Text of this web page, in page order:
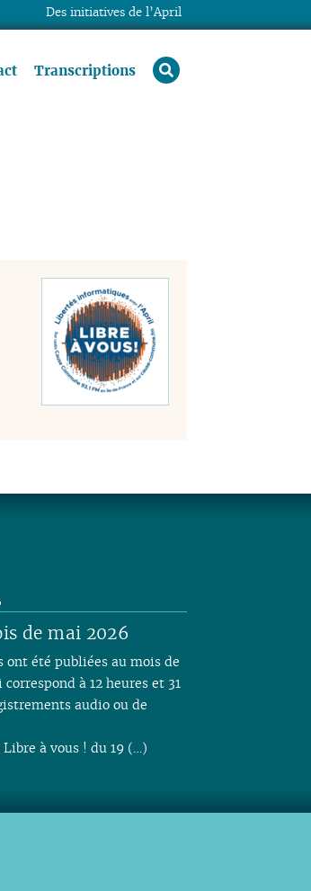
Transcriptions rechercher
de mai 2026
ont été publiées au mois de
à 12 heures et 31
audio ou de
à vous ! du 19 (…)
Des initiatives de l’April